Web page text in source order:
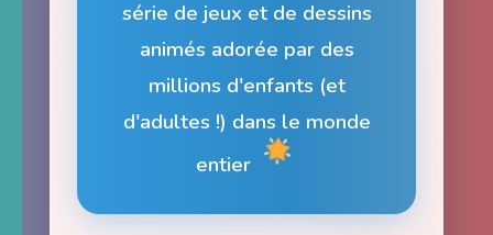
série de jeux et de dessins
animés adorée par des
millions d'enfants (et
d'adultes !) dans le monde
entier